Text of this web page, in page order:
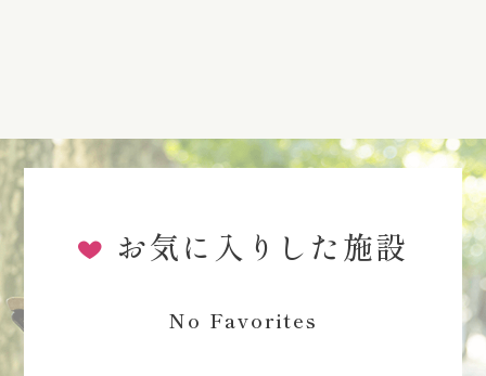
お気に入りした施設
No Favorites